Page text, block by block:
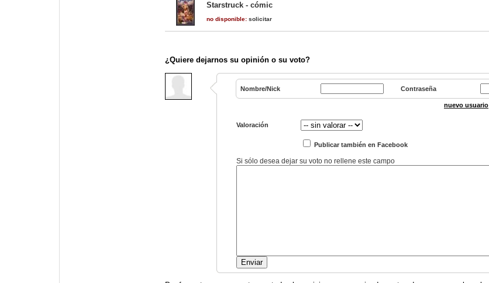
Starstruck - cómic
no disponible: solicitar
¿Quiere dejarnos su opinión o su voto?
Nombre/Nick Contraseña
nuevo usuario
Valoración
Publicar también en Facebook
Si sólo desea dejar su voto no rellene este campo